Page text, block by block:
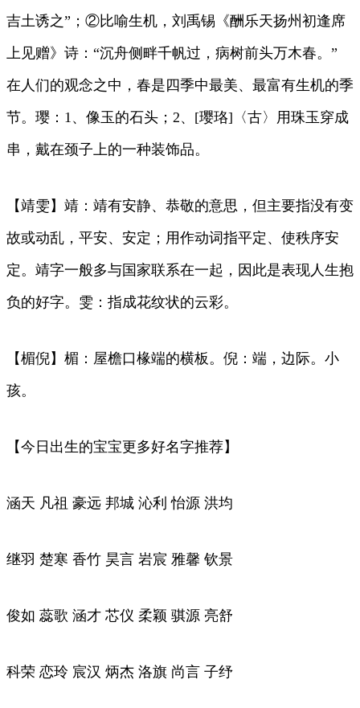
吉土诱之”；②比喻生机，刘禹锡《酬乐天扬州初逢席
上见赠》诗：“沉舟侧畔千帆过，病树前头万木春。”
在人们的观念之中，春是四季中最美、最富有生机的季
节。璎：1、像玉的石头；2、[璎珞]〈古〉用珠玉穿成
串，戴在颈子上的一种装饰品。
【靖雯】靖：靖有安静、恭敬的意思，但主要指没有变
故或动乱，平安、安定；用作动词指平定、使秩序安
定。靖字一般多与国家联系在一起，因此是表现人生抱
负的好字。雯：指成花纹状的云彩。
【楣倪】楣：屋檐口椽端的横板。倪：端，边际。小
孩。
【今日出生的宝宝更多好名字推荐】
涵天 凡祖 豪远 邦城 沁利 怡源 洪均
继羽 楚寒 香竹 昊言 岩宸 雅馨 钦景
俊如 蕊歌 涵才 芯仪 柔颖 骐源 亮舒
科荣 恋玲 宸汉 炳杰 洛旗 尚言 子纾